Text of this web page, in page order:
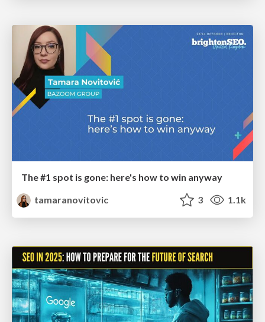
The #1 spot is gone: here's how to win anyway
tamaranovitovic
3 1.1k